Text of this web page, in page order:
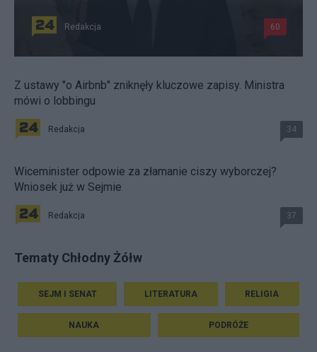
Redakcja 60
Z ustawy "o Airbnb" zniknęły kluczowe zapisy. Ministra
mówi o lobbingu
Redakcja 34
Wiceminister odpowie za złamanie ciszy wyborczej?
Wniosek już w Sejmie
Redakcja 37
Tematy Chłodny Żółw
SEJM I SENAT LITERATURA RELIGIA
NAUKA PODRÓŻE